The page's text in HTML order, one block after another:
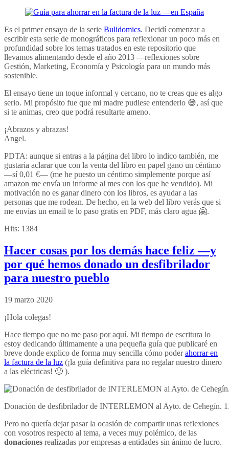
Es el primer ensayo de la serie Bulidomics. Decidí comenzar a
escribir esta serie de monográficos para reflexionar un poco más en
profundidad sobre los temas tratados en este repositorio que
llevamos alimentando desde el año 2013 —reflexiones sobre
Gestión, Marketing, Economía y Psicología para un mundo más
sostenible.
El ensayo tiene un toque informal y cercano, no te creas que es algo
serio. Mi propósito fue que mi madre pudiese entenderlo 😅, así que
si te animas, creo que podrá resultarte ameno.
¡Abrazos y abrazas!
Angel.
PDTA: aunque si entras a la página del libro lo indico también, me
gustaría aclarar que con la venta del libro en papel gano un céntimo
—sí 0,01 €— (me he puesto un céntimo simplemente porque así
amazon me envía un informe al mes con los que he vendido). Mi
motivación no es ganar dinero con los libros, es ayudar a las
personas que me rodean. De hecho, en la web del libro verás que si
me envías un email te lo paso gratis en PDF, más claro agua 🤗.
Hits: 1384
Hacer cosas por los demás hace feliz —y
por qué hemos donado un desfibrilador
para nuestro pueblo
19 marzo 2020
¡Hola colegas!
Hace tiempo que no me paso por aquí. Mi tiempo de escritura lo
estoy dedicando últimamente a una pequeña guía que publicaré en
breve donde explico de forma muy sencilla cómo poderahorrar en
la factura de la luz (¡la guía definitiva para no regalar nuestro dinero
a las eléctricas! 🙂 ).
Donación de desfibrilador de INTERLEMON al Ayto. de Cehegín.
Pero no quería dejar pasar la ocasión de compartir unas reflexiones
con vosotros respecto al tema, a veces muy polémico, de las
donaciones realizadas por empresas a entidades sin ánimo de lucro.